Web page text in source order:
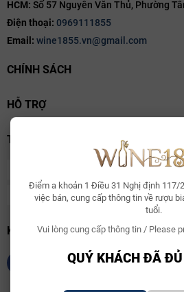
Điểm a khoản 1 Điều 31 Nghị định 117/
việc bán, cung cấp thông tin về rượu
tuổi.
Vui lòng cung cấp thông tin / Please
QUÝ KHÁCH ĐÃ
HCM: Số 57 Nguyễn Văn Thủ, Phường
Điện thoại: 0969111855
Email: wine1855.vn@gmail.com
CHÍNH SÁCH
HỖ TRỢ
THANH TOÁN
KẾT NỐI CHÚNG TÔI